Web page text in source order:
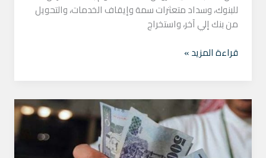
للبنوك، وسداد متعثرات سمة وإيقاف الخدمات، والتحويل
من بنك إلي آخر، واستخراج
قراءة المزيد »
مكتب
تسديد
قروض
الرياض